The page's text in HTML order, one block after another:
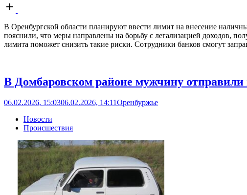
Open
post
В Оренбургской области планируют ввести лимит на внесение
пояснили, что меры направлены на борьбу с легализацией доходов,
лимита поможет снизить такие риски. Сотрудники банков смогут
В Домбаровском районе мужчину
06.02.2026, 15:0306.02.2026, 14:11Оренбуржье
Новости
Происшествия
Open